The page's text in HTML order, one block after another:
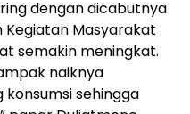
dengan dicabutnya
Masyarakat
semakin meningkat.
naiknya
sehingga